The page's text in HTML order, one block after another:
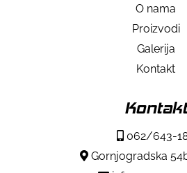
O nama
Proizvodi
Galerija
Kontakt
Kontakt
062/643-
Gornjogradska